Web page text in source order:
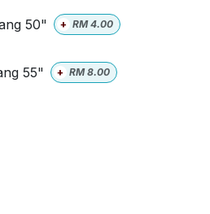
50" + RM4.00
55" + RM8.00